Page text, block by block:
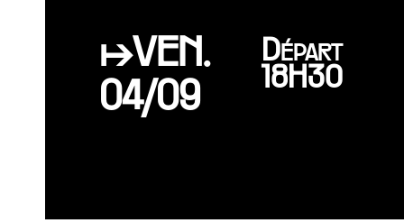
↦VEN.
04/09
Départ
18H30